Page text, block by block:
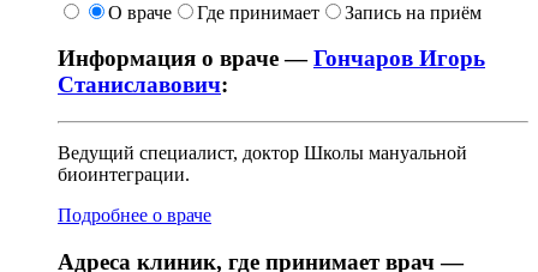
О враче
Где принимает Запись на приём
Информация о враче —Гончаров Игорь
Станиславович:
Ведущий специалист, доктор Школы мануальной
биоинтеграции.
Подробнее о враче
Адреса клиник, где принимает врач —